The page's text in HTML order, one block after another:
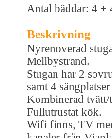
Antal bäddar: 4 +
Beskrivning
Nyrenoverad
Mellbystrand.
Stugan har 2
samt 4
Kombinerad tvätt/
Fullutrustat kök.
Wifi finns, TV